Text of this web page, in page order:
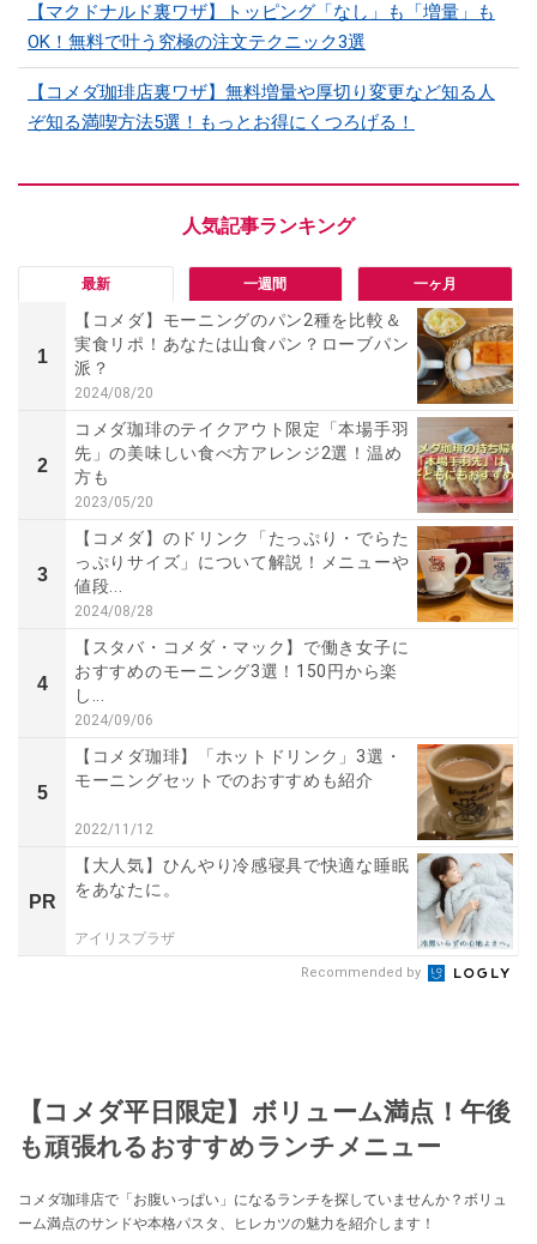
【マクドナルド裏ワザ】トッピング「なし」も「増量」も
OK！無料で叶う究極の注文テクニック3選
【コメダ珈琲店裏ワザ】無料増量や厚切り変更など知る人
ぞ知る満喫方法5選！もっとお得にくつろげる！
最新 一週間 一ヶ月
1
【コメダ】モーニングのパン2種を比較＆
実食リポ！あなたは山食パン？ローブパン
派？
2024/08/20
2
コメダ珈琲のテイクアウト限定「本場手羽
先」の美味しい食べ方アレンジ2選！温め
方も
2023/05/20
3
【コメダ】のドリンク「たっぷり・でらた
っぷりサイズ」について解説！メニューや
値段...
2024/08/28
4
【スタバ・コメダ・マック】で働き女子に
おすすめのモーニング3選！150円から楽
し...
2024/09/06
5
【コメダ珈琲】「ホットドリンク」3選・
モーニングセットでのおすすめも紹介
2022/11/12
PR
【大人気】ひんやり冷感寝具で快適な睡眠
をあなたに。
アイリスプラザ
Recommended by
【コメダ平日限定】ボリューム満点！午後
も頑張れるおすすめランチメニュー
コメダ珈琲店で「お腹いっぱい」になるランチを探していませんか？ボリュ
ーム満点のサンドや本格パスタ、ヒレカツの魅力を紹介します！